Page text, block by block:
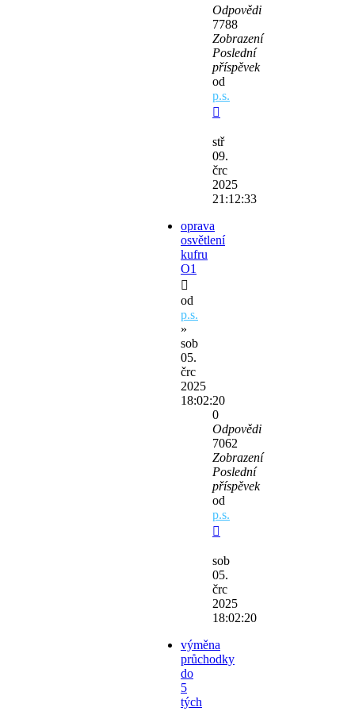
Odpovědi
7788
Zobrazení
Poslední
příspěvek
od
p.s.
stř
09.
črc
2025
21:12:33
oprava
osvětlení
kufru
O1
od
p.s.
»
sob
05.
črc
2025
18:02:20
0
Odpovědi
7062
Zobrazení
Poslední
příspěvek
od
p.s.
sob
05.
črc
2025
18:02:20
výměna
průchodky
do
5
tých